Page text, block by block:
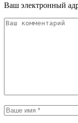
Ваш электронный